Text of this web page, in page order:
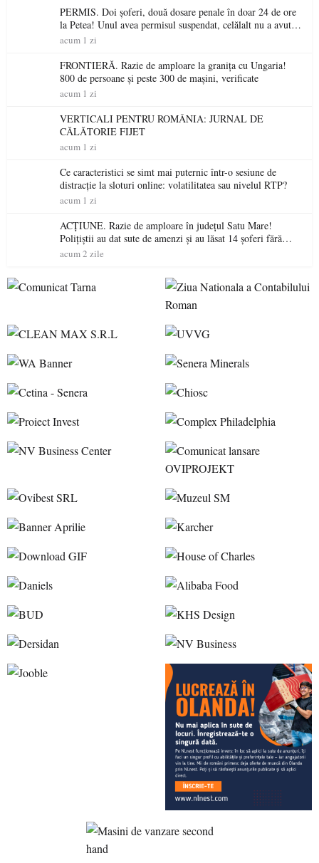
PERMIS. Doi șoferi, două dosare penale în doar 24 de ore
la Petea! Unul avea permisul suspendat, celălalt nu a avut
niciodată permis
acum 1 zi
FRONTIERĂ. Razie de amploare la granița cu Ungaria!
800 de persoane și peste 300 de mașini, verificate
acum 1 zi
VERTICALI PENTRU ROMÂNIA: JURNAL DE
CĂLĂTORIE FIJET
acum 1 zi
Ce caracteristici se simt mai puternic într-o sesiune de
distracție la sloturi online: volatilitatea sau nivelul RTP?
acum 1 zi
ACȚIUNE. Razie de amploare în județul Satu Mare!
Polițiștii au dat sute de amenzi și au lăsat 14 șoferi fără
permis într-o singură zi
acum 2 zile